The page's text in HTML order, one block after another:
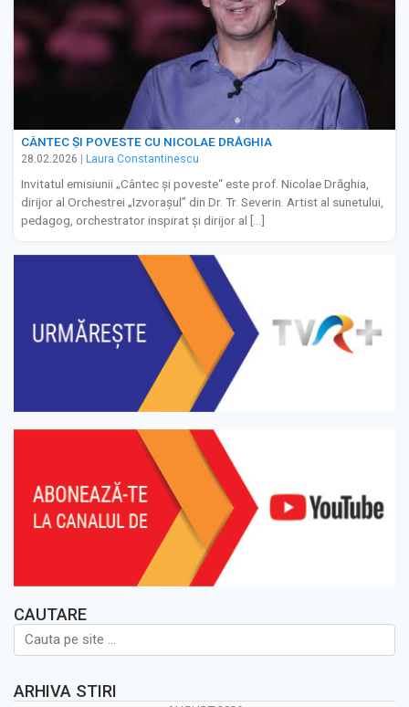
CÂNTEC ȘI POVESTE CU NICOLAE DRĂGHIA
28.02.2026 Laura Constantinescu
Invitatul emisiunii „Cântec și poveste“ este prof. Nicolae Drăghia,
dirijor al Orchestrei „Izvorașul” din Dr. Tr. Severin. Artist al sunetului,
pedagog, orchestrator inspirat și dirijor al […]
CAUTARE
ARHIVA STIRI